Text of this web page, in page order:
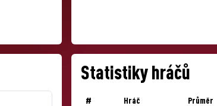
Statistiky hráčů
# Hráč Průměr